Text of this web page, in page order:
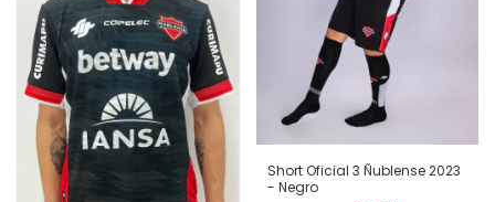
Short Oficial 3 Ñublense 2023
- Negro